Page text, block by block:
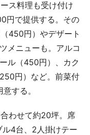
ス料理も受け付け
円で提供する。その
450円）やデザート
メニューも。アルコ
ル（450円）、カク
円）など。前菜付
する。
わせて約20坪。席
4台、2人掛けテー